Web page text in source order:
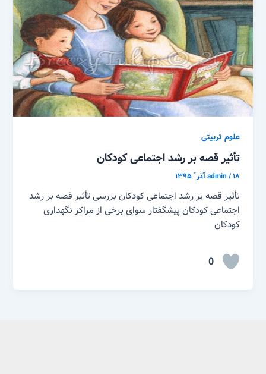
علوم تربیتی
تأثیر قصه بر رشد اجتماعی کودکان
admin/۱۸ آذر ّ ۱۳۹۵
تأثیر قصه بر رشد اجتماعی کودکان بررسی تأثیر قصه بر رشد
اجتماعی کودکان پیشگفتار سوای برخی از مراکز نگهداری
کودکان
0